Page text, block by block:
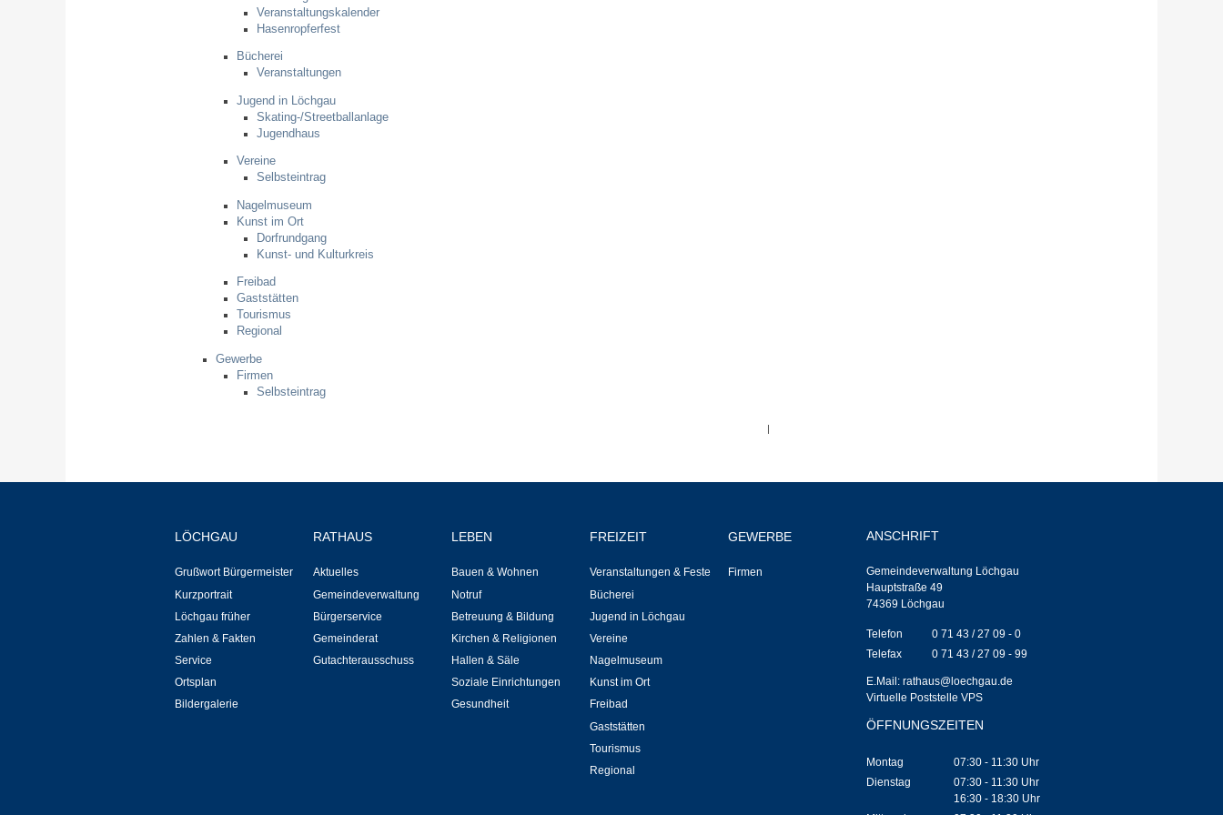
Kindergärten
Musikschule
Kirchen & Religionen
Evangelische Kirchengemeinde
Katholische Kirchengemeinde
Veranstaltungskalender
Hasenropferfest
Bücherei
Veranstaltungen
Jugend in Löchgau
Skating-/Streetballanlage
Jugendhaus
Vereine
Selbsteintrag
Nagelmuseum
Kunst im Ort
Dorfrundgang
Kunst- und Kulturkreis
Freibad
Gaststätten
Tourismus
Regional
Gewerbe
Firmen
Selbsteintrag
LÖCHGAU
Grußwort Bürgermeister
Kurzportrait
Löchgau früher
Zahlen & Fakten
Service
Ortsplan
Bildergalerie
RATHAUS
Aktuelles
Gemeindeverwaltung
Bürgerservice
Gemeinderat
Gutachterausschuss
LEBEN
Bauen & Wohnen
Notruf
Betreuung & Bildung
Kirchen & Religionen
Hallen & Säle
Soziale Einrichtungen
Gesundheit
FREIZEIT
Veranstaltungen & Feste
Bücherei
Jugend in Löchgau
Vereine
Nagelmuseum
Kunst im Ort
Freibad
Gaststätten
Tourismus
Regional
GEWERBE
Firmen
ANSCHRIFT
Gemeindeverwaltung Löchgau
Hauptstraße 49
74369 Löchgau
Telefon
0 71 43 / 27 09 - 0
Telefax
0 71 43 / 27 09 - 99
E.Mail: rathaus@loechgau.de
Virtuelle Poststelle VPS
ÖFFNUNGSZEITEN
Montag
07:30 - 11:30 Uhr
Dienstag
07:30 - 11:30 Uhr
16:30 - 18:30 Uhr